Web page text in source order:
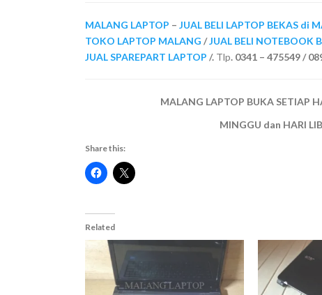
MALANG LAPTOP – JUAL BELI LAPTOP BEKAS di
TOKO LAPTOP MALANG /JUAL BELI NOTEBOOK
JUAL SPAREPART LAPTOP /. Tlp. 0341 – 475549 /
MALANG LAPTOP BUKA SETIAP
MINGGU dan HARI
Share this:
Related